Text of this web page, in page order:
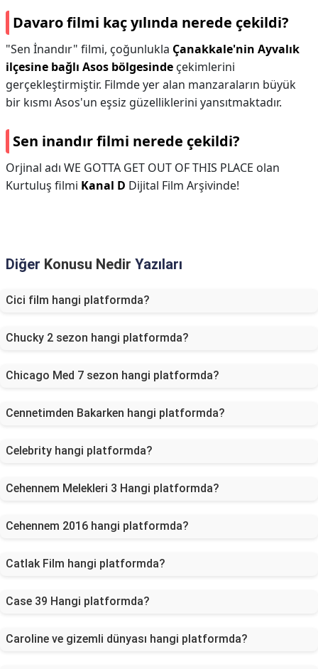
Davaro filmi kaç yılında nerede çekildi?
"Sen İnandır" filmi, çoğunlukla Çanakkale'nin Ayvalık
ilçesine bağlı Asos bölgesinde çekimlerini
gerçekleştirmiştir. Filmde yer alan manzaraların büyük
bir kısmı Asos'un eşsiz güzelliklerini yansıtmaktadır.
Sen inandır filmi nerede çekildi?
Orjinal adı WE GOTTA GET OUT OF THIS PLACE olan
Kurtuluş filmi Kanal D Dijital Film Arşivinde!
Diğer Konusu Nedir Yazıları
Cici film hangi platformda?
Chucky 2 sezon hangi platformda?
Chicago Med 7 sezon hangi platformda?
Cennetimden Bakarken hangi platformda?
Celebrity hangi platformda?
Cehennem Melekleri 3 Hangi platformda?
Cehennem 2016 hangi platformda?
Catlak Film hangi platformda?
Case 39 Hangi platformda?
Caroline ve gizemli dünyası hangi platformda?